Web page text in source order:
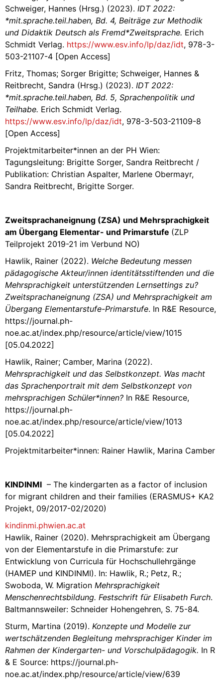
Schweiger, Hannes (Hrsg.) (2023). IDT 2022:
*mit.sprache.teil.haben, Bd. 4, Beiträge zur Methodik
und Didaktik Deutsch als Fremd*Zweitsprache. Erich
Schmidt Verlag. https://www.esv.info/lp/daz/idt, 978-3-
503-21107-4 [Open Access]
Fritz, Thomas; Sorger Brigitte; Schweiger, Hannes &
Reitbrecht, Sandra (Hrsg.) (2023). IDT 2022:
*mit.sprache.teil.haben, Bd. 5, Sprachenpolitik und
Teilhabe. Erich Schmidt Verlag.
https://www.esv.info/lp/daz/idt, 978-3-503-21109-8
[Open Access]
Projektmitarbeiter*innen an der PH Wien:
Tagungsleitung: Brigitte Sorger, Sandra Reitbrecht /
Publikation: Christian Aspalter, Marlene Obermayr,
Sandra Reitbrecht, Brigitte Sorger.
Zweitsprachaneignung (ZSA) und Mehrsprachigkeit
am Übergang Elementar- und Primarstufe (ZLP
Teilprojekt 2019-21 im Verbund NO)
Hawlik, Rainer (2022). Welche Bedeutung messen
pädagogische Akteur/innen identitätsstiftenden und die
Mehrsprachigkeit unterstützenden Lernsettings zu?
Zweitsprachaneignung (ZSA) und Mehrsprachigkeit am
Übergang Elementarstufe-Primarstufe. In R&E Resource,
https://journal.ph-
noe.ac.at/index.php/resource/article/view/1015
[05.04.2022]
Hawlik, Rainer; Camber, Marina (2022).
Mehrsprachigkeit und das Selbstkonzept. Was macht
das Sprachenportrait mit dem Selbstkonzept von
mehrsprachigen Schüler*innen? In R&E Resource,
https://journal.ph-
noe.ac.at/index.php/resource/article/view/1013
[05.04.2022]
Projektmitarbeiter*innen: Rainer Hawlik, Marina Camber
KINDINMI – The kindergarten as a factor of inclusion
for migrant children and their families (ERASMUS+ KA2
Projekt, 09/2017-02/2020)
kindinmi.phwien.ac.at
Hawlik, Rainer (2020). Mehrsprachigkeit am Übergang
von der Elementarstufe in die Primarstufe: zur
Entwicklung von Curricula für Hochschullehrgänge
(HAMEP und KINDINMI). In: Hawlik, R.; Petz, R.;
Swoboda, W. Migration Mehrsprachigkeit
Menschenrechtsbildung. Festschrift für Elisabeth Furch.
Baltmannsweiler: Schneider Hohengehren, S. 75-84.
Sturm, Martina (2019). Konzepte und Modelle zur
wertschätzenden Begleitung mehrsprachiger Kinder im
Rahmen der Kindergarten- und Vorschulpädagogik. In R
& E Source: https://journal.ph-
noe.ac.at/index.php/resource/article/view/639